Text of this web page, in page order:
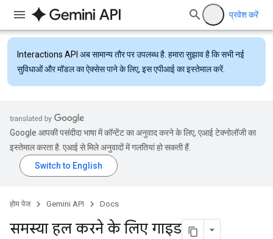
प्रवेश करें
Interactions API अब सामान्य तौर पर उपलब्ध है. हमारा सुझाव है कि सभी नई
सुविधाओं और मॉडल का ऐक्सेस पाने के लिए, इस एपीआई का इस्तेमाल करें.
Google आपकी पसंदीदा भाषा में कॉन्टेंट का अनुवाद करने के लिए, एआई टेक्नोलॉजी का
इस्तेमाल करता है. एआई से मिले अनुवादों में गलतियां हो सकती हैं.
होम पेज Gemini API Docs
समस्या हल करने के लिए गाइड